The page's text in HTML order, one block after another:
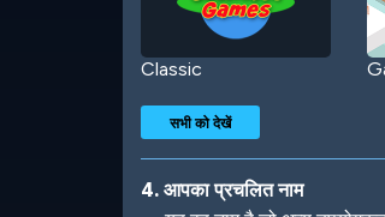
Classic
सभी को देखें
4. आपका प्रचलित नाम